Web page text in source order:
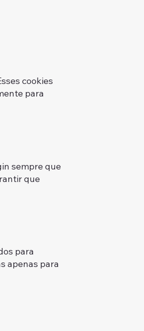
cookies
para
sempre que
que
para
apenas para